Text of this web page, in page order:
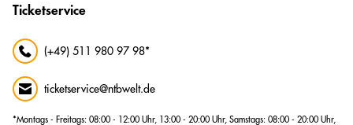
Ticketservice
(+49) 511 980 97 98*
ticketservice@ntbwelt.de
*Montags - Freitags: 08:00 - 12:00 Uhr, 13:00 - 20:00 Uhr, Samstags: 08:00 - 20:00 Uhr,